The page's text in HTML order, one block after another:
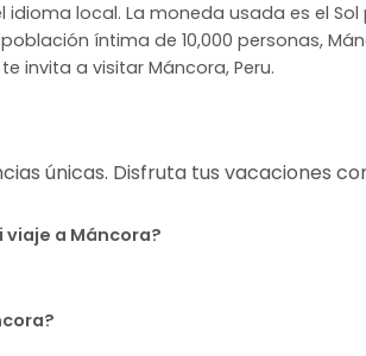
local. La moneda usada es el
íntima de 10,000 personas,
invita a visitar Máncora, Peru.
únicas. Disfruta tus vacaciones
viaje a Máncora?